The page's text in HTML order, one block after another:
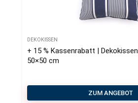
DEKOKISSEN
+ 15 % Kassenrabatt | Dekokissen
50×50 cm
ZUM ANGEBOT